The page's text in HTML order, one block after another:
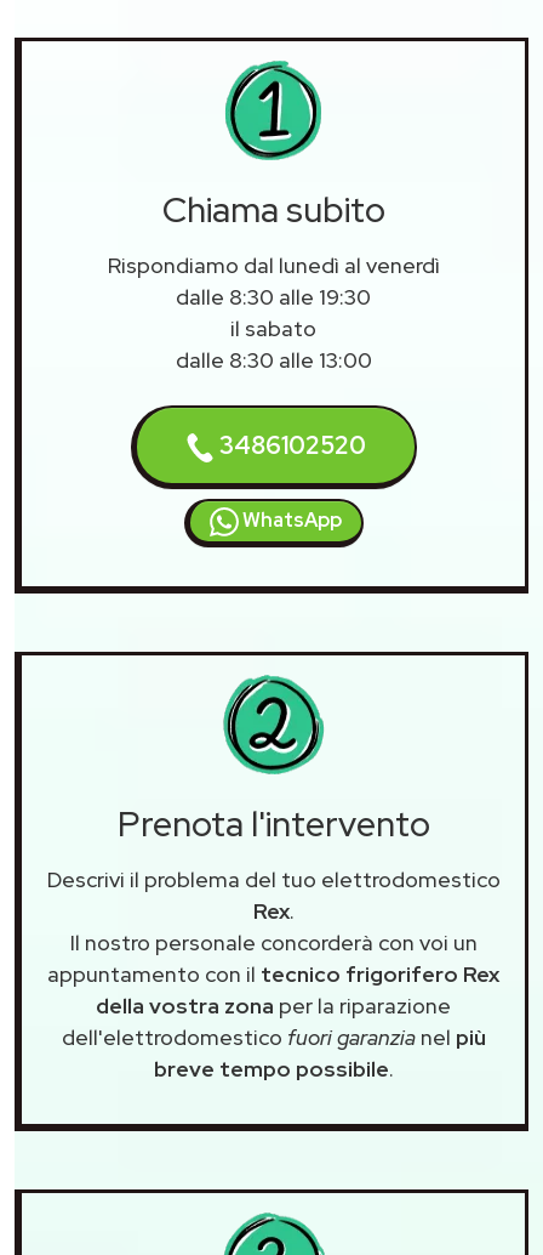
Chiama subito
Rispondiamo dal lunedì al venerdì
dalle 8:30 alle 19:30
il sabato
dalle 8:30 alle 13:00
3486102520
WhatsApp
Prenota l'intervento
Descrivi il problema del tuo elettrodomestico
Rex.
Il nostro personale concorderà con voi un
appuntamento con il tecnico frigorifero Rex
della vostra zona per la riparazione
dell'elettrodomestico fuori garanzianel più
breve tempo possibile.